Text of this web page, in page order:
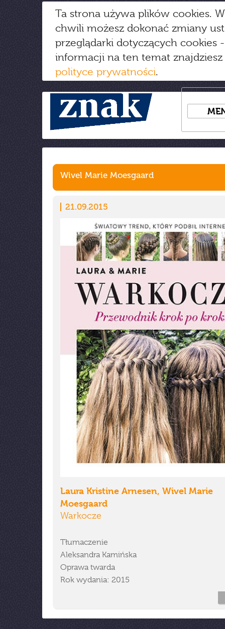
Ta strona używa plików cookies.
chwili możesz dokonać zmiany
przeglądarki dotyczących cookies
informacji na ten temat
polityce prywatności.
Wivel Marie Moesgaard
21.09.2015
Laura Kristine Arnesen, Wivel Marie
Moesgaard
Warkocze
Tłumaczenie
Aleksandra Kamińska
Oprawa twarda
Rok wydania: 2015